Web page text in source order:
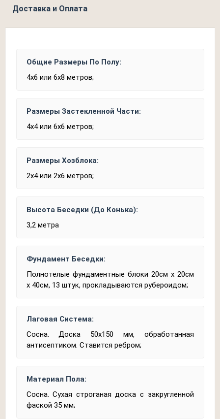
Доставка и Оплата
Общие Размеры По Полу:
4х6 или 6х8 метров;
Размеры Застекленной Части:
4х4 или 6х6 метров;
Размеры Хозблока:
2х4 или 2х6 метров;
Высота Беседки (До Конька):
3,2 метра
Фундамент Беседки:
Полнотелые фундаментные блоки 20см x 20см
x 40см, 13 штук, прокладываются рубероидом;
Лаговая Система:
Сосна. Доска 50x150 мм, обработанная
антисептиком. Ставится ребром;
Материал Пола:
Сосна. Сухая строганая доска с закругленной
фаской 35 мм;